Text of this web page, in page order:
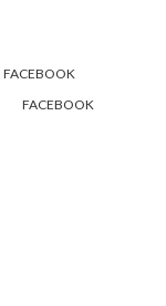
FACEBOOK
FACEBOOK